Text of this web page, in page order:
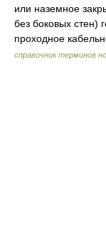
или наземное
без боковых стен)
проходное
справочник терминов